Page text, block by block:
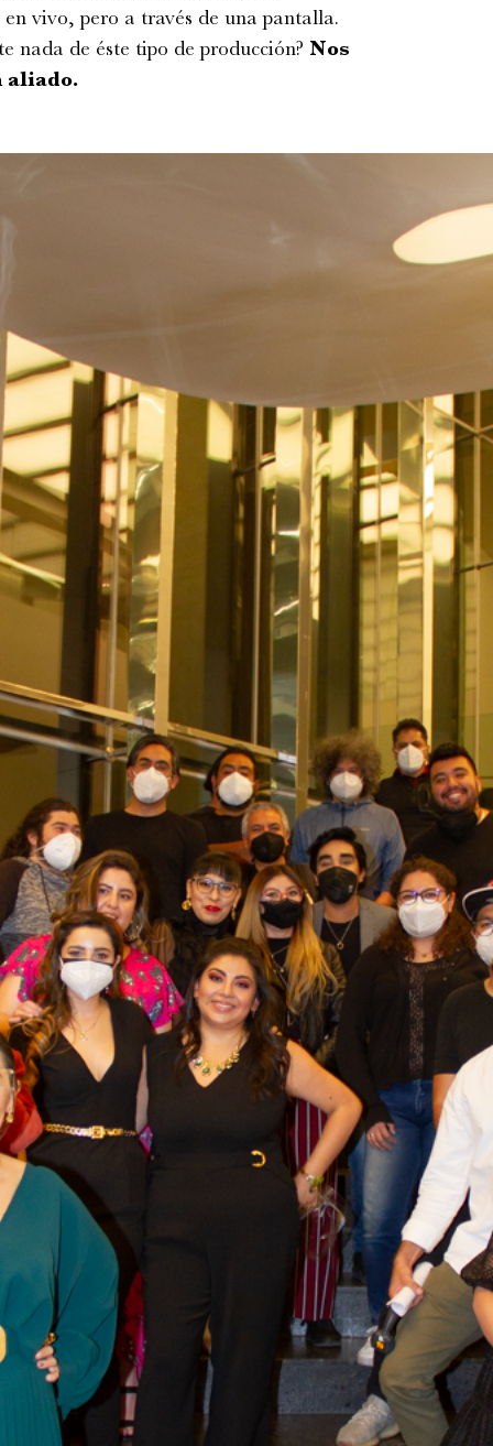
vivo, pero a través de una pantalla.
nada de éste tipo de producción? Nos
aliado.